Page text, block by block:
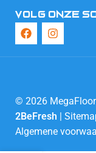
VOLG ONZE
© 2026
2BeFresh |
Algemene